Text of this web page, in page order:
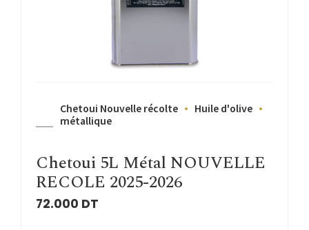
Chetoui Nouvelle récolte
Huile d'olive
métallique
Chetoui 5L Métal NOUVELLE
RECOLE 2025-2026
72.000 DT